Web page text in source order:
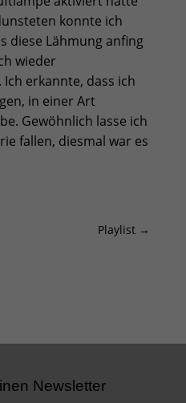
konnte ich
diese Lähmung anfing
wieder
erkannte, dass ich
in einer Art
Gewöhnlich lasse ich
fallen, diesmal war es
Playlist →
Newsletter